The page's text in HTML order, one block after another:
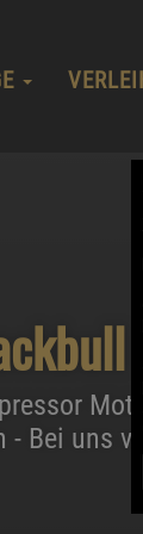
ABS
– das
kennt.